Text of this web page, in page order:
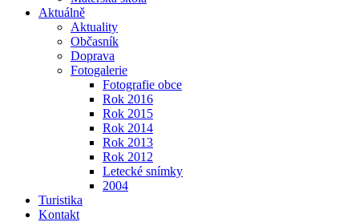
Aktuálně
Aktuality
Občasník
Doprava
Fotogalerie
Fotografie obce
Rok 2016
Rok 2015
Rok 2014
Rok 2013
Rok 2012
Letecké snímky
2004
Turistika
Kontakt